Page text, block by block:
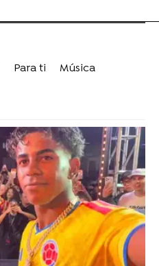
Para ti
Música